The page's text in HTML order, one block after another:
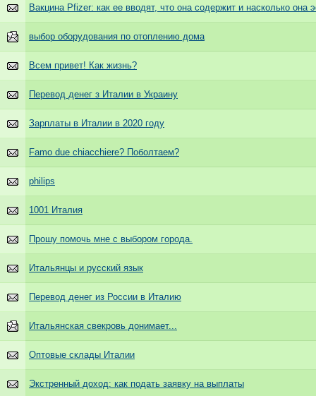
Вакцина Pfizer: как ее вводят, что она содержит и насколько она
выбор оборудования по отоплению дома
Всем привет! Как жизнь?
Перевод денег з Италии в Украину
Зарплаты в Италии в 2020 году
Famo due chiacchiere? Поболтаем?
philips
1001 Италия
Прошу помочь мне с выбором города.
Итальянцы и русский язык
Перевод денег из России в Италию
Итальянская свекровь донимает...
Оптовые склады Италии
Экстренный доход: как подать заявку на выплаты